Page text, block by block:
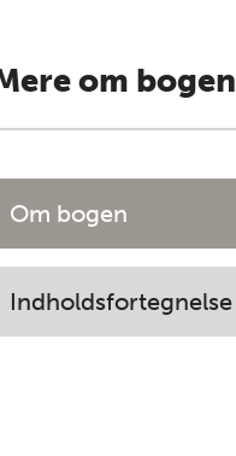
om bogen
Om bogen
Indholdsfortegnelse